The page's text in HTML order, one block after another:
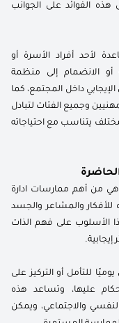
الفوائد على الجوانب
لأحد أفراد الأسرة أو
الانضمام إلى منظمة
داخل المجتمع، كما
وجميع الفئات لتبادل
يتناسب مع احتياجاته
من أهم ممارسات ادارة
للأفكار والمشاعر والجسد
الأسلوب على فهم الذات
للتأمل أو التركيز على
عليها، وتساعد هذه
والاجتماعي، ويمكن